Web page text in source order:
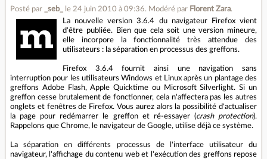
Posté par _seb_ le 24 juin 2010 à 09:36. Modéré par Florent Zara.
La nouvelle version 3.6.4 du navigateur Firefox vient
d'être publiée. Bien que cela soit une version mineure,
elle incorpore la fonctionnalité très attendue des
utilisateurs : la séparation en processus des greffons.
Firefox 3.6.4 fournit ainsi une navigation sans
interruption pour les utilisateurs Windows et Linux après un plantage des
greffons Adobe Flash, Apple Quicktime ou Microsoft Silverlight. Si un
greffon cesse brutalement de fonctionner, cela n'affectera pas les autres
onglets et fenêtres de Firefox. Vous aurez alors la possibilité d'actualiser
la page pour redémarrer le greffon et ré-essayer (crash protection).
Rappelons que Chrome, le navigateur de Google, utilise déjà ce système.
La séparation en différents processus de l'interface utilisateur du
navigateur, l'affichage du contenu web et l'exécution des greffons repose